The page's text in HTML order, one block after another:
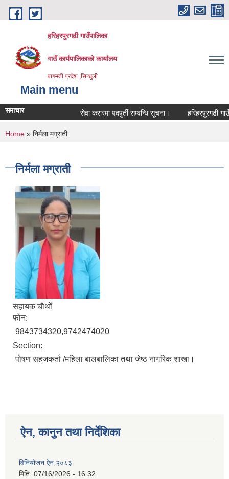
Skip to main content
हरिहरपुरगढी गाउँपालिका
गाउँ कार्यपालिकाको कार्यालय
बागमती प्रदेश ,सिन्धुली
Main menu
समाचार सेवा करारमा पदपुर्ती सम्वन्धि सूचना। हरिहरपुरगढी
You are here
Home » निर्मला मग्राती
निर्मला मग्राती
सहायक चाैथोँ
फोन:
9843734320,9742474020
Section:
पोषण सहजकर्ता /महिला बालबालिका तथा जेष्ठ नागरिक शाखा।
ऐन, कानुन तथा निर्देशिका
विनियोजन ऐन,२०८३
मिति: 07/16/2026 - 16:32